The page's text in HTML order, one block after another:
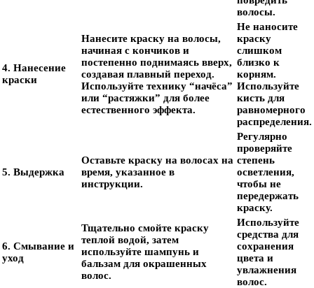
волосы.
4. Нанесение
краски
Нанесите краску на волосы,
начиная с кончиков и
постепенно поднимаясь вверх,
создавая плавный переход.
Используйте технику “начёса”
или “растяжки” для более
естественного эффекта.
Не наносите
краску
слишком
близко к
корням.
Используйте
кисть для
равномерного
распределения.
5. Выдержка
Оставьте краску на волосах на
время, указанное в
инструкции.
Регулярно
проверяйте
степень
осветления,
чтобы не
передержать
краску.
6. Смывание и
уход
Тщательно смойте краску
теплой водой, затем
используйте шампунь и
бальзам для окрашенных
волос.
Используйте
средства для
сохранения
цвета и
увлажнения
волос.